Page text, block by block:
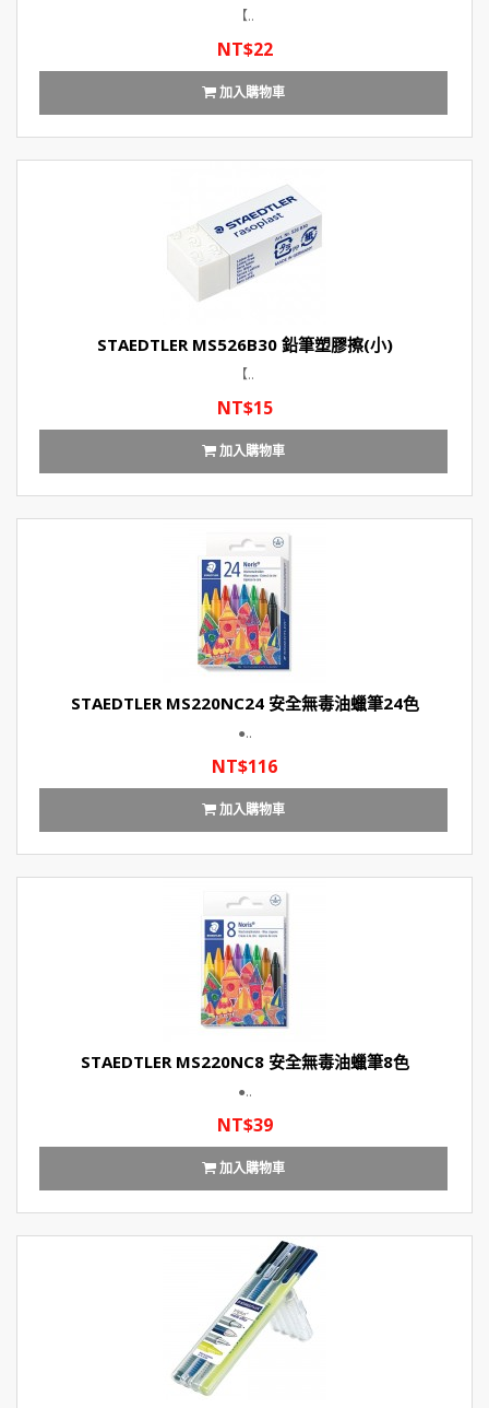
【..
NT$22
加入購物車
STAEDTLER MS526B30 鉛筆塑膠擦(小)
【..
NT$15
加入購物車
STAEDTLER MS220NC24 安全無毒油蠟筆24色
●..
NT$116
加入購物車
STAEDTLER MS220NC8 安全無毒油蠟筆8色
●..
NT$39
加入購物車